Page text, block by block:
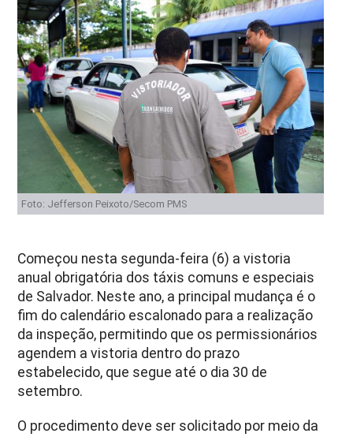
Foto: Jefferson Peixoto/Secom PMS
Começou nesta segunda-feira (6) a vistoria
anual obrigatória dos táxis comuns e especiais
de Salvador. Neste ano, a principal mudança é o
fim do calendário escalonado para a realização
da inspeção, permitindo que os permissionários
agendem a vistoria dentro do prazo
estabelecido, que segue até o dia 30 de
setembro.
O procedimento deve ser solicitado por meio da